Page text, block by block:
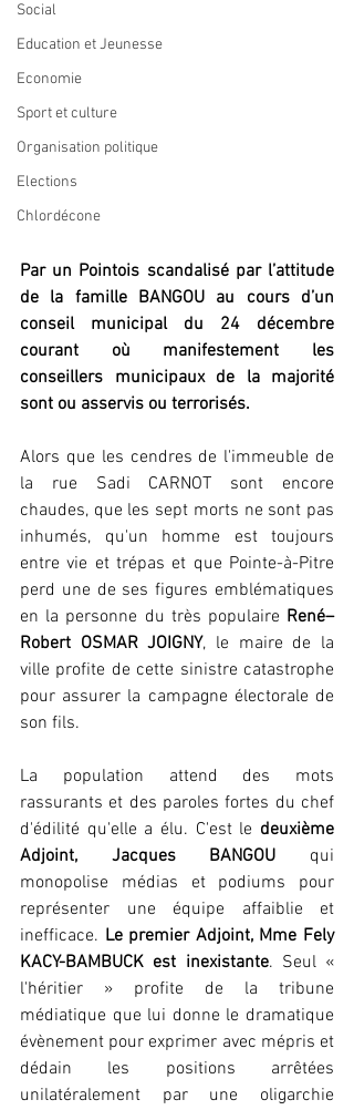
Social
Education et Jeunesse
Economie
Sport et culture
Organisation politique
Elections
Chlordécone
Par un Pointois scandalisé par l’attitude
de la famille BANGOU au cours d’un
conseil municipal du 24 décembre
courant où manifestement les
conseillers municipaux de la majorité
sont ou asservis ou terrorisés.
Alors que les cendres de l'immeuble de
la rue Sadi CARNOT sont encore
chaudes, que les sept morts ne sont pas
inhumés, qu'un homme est toujours
entre vie et trépas et que Pointe-à-Pitre
perd une de ses figures emblématiques
en la personne du très populaire René–
Robert OSMAR JOIGNY, le maire de la
ville profite de cette sinistre catastrophe
pour assurer la campagne électorale de
son fils.
La population attend des mots
rassurants et des paroles fortes du chef
d'édilité qu'elle a élu. C'est le deuxième
Adjoint, Jacques BANGOU qui
monopolise médias et podiums pour
représenter une équipe affaiblie et
inefficace. Le premier Adjoint, Mme Fely
KACY-BAMBUCK est inexistante. Seul «
l'héritier » profite de la tribune
médiatique que lui donne le dramatique
évènement pour exprimer avec mépris et
dédain les positions arrêtées
unilatéralement par une oligarchie